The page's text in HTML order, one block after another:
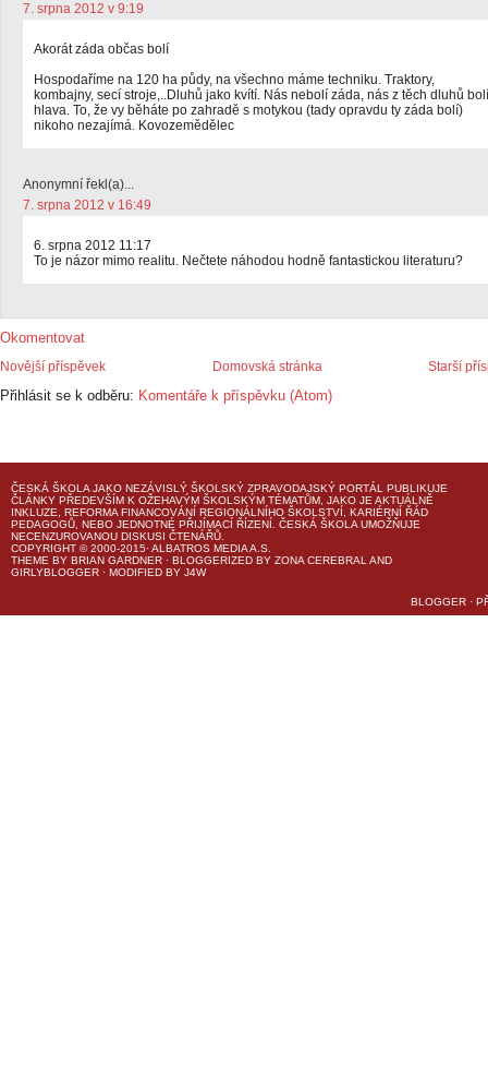
7. srpna 2012 v 9:19
Akorát záda občas bolí
Hospodaříme na 120 ha půdy, na všechno máme techniku. Traktory,
kombajny, secí stroje,..Dluhů jako kvítí. Nás nebolí záda, nás z těch dluhů bolí
hlava. To, že vy běháte po zahradě s motykou (tady opravdu ty záda bolí)
nikoho nezajímá. Kovozemědělec
Anonymní řekl(a)...
7. srpna 2012 v 16:49
6. srpna 2012 11:17
To je názor mimo realitu. Nečtete náhodou hodně fantastickou literaturu?
Okomentovat
Novější příspěvek Starší
Domovská stránka
Přihlásit se k odběru: Komentáře k příspěvku (Atom)
ČESKÁ ŠKOLA JAKO NEZÁVISLÝ ŠKOLSKÝ ZPRAVODAJSKÝ PORTÁL PUBLIKUJE
ČLÁNKY PŘEDEVŠÍM K OŽEHAVÝM ŠKOLSKÝM TÉMATŮM, JAKO JE AKTUÁLNĚ
INKLUZE, REFORMA FINANCOVÁNÍ REGIONÁLNÍHO ŠKOLSTVÍ, KARIÉRNÍ ŘÁD
PEDAGOGŮ, NEBO JEDNOTNÉ PŘIJÍMACÍ ŘÍZENÍ. ČESKÁ ŠKOLA UMOŽŇUJE
NECENZUROVANOU DISKUSI ČTENÁŘŮ.
COPYRIGHT © 2000-2015· ALBATROS MEDIA A.S.
THEME BY BRIAN GARDNER · BLOGGERIZED BY ZONA CEREBRAL AND
GIRLYBLOGGER · MODIFIED BY J4W
BLOGGER ·